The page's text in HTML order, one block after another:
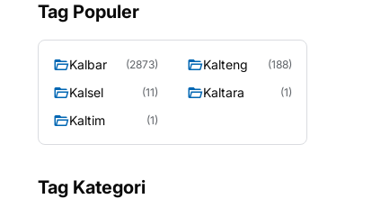
Tag Populer
Kalbar (2873) Kalteng (188)
Kalsel (11) Kaltara (1)
Kaltim (1)
Tag Kategori